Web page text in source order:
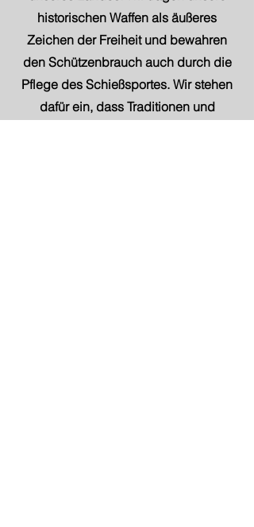
historischen Waffen als äußeres
Zeichen der Freiheit und bewahren
den Schützenbrauch auch durch die
Pflege des Schießsportes. Wir stehen
dafür ein, dass Traditionen und